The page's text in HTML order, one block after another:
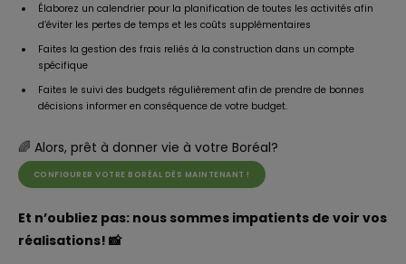
Élaborez un calendrier pour la planification de toutes les activités afin
d’éviter les pertes de temps et les coûts supplémentaires
Faites la gestion des frais reliés à la construction dans un compte
spécifique
Faites le suivi des budgets régulièrement afin de prendre de bonnes
décisions informer en conséquence de votre budget.
🌈 Alors, prêt à donner vie à votre Boréal?
CONFIGURER VOTRE BORÉAL DÈS MAINTENANT !
Et n’oubliez pas: nous sommes impatients de voir vos
réalisations! 📸